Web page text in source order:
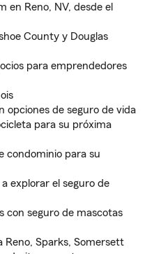
en Reno, NV, desde el
County y Douglas
para emprendedores
opciones de seguro de vida
para su próxima
condominio para su
explorar el seguro de
con seguro de mascotas
Reno, Sparks, Somersett